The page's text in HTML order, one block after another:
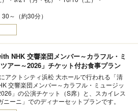
～（約30分）
NHK 交響楽団メンバー～カラフル・ミ
アー～2026」チケット付お食事プラン
アクトシティ浜松 大ホールで行われる「清
交響楽団メンバー～カラフル・ミュージッ
」の公演チケット（S席）と、スカイレス
ニーニ」でのディナーセットプランです。